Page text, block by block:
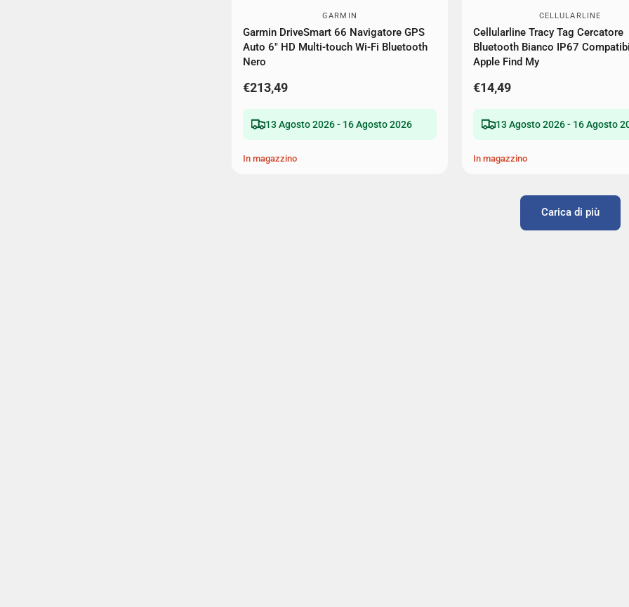
GARMIN
Garmin DriveSmart 66 Navigatore GPS
Auto 6" HD Multi-touch Wi-Fi Bluetooth
Nero
€213,49
13 Agosto 2026 - 16 Agosto 2026
In magazzino
CELLULARLINE
Cellularline Tracy Tag Cercatore
Bluetooth Bianco IP67
Apple Find My
€14,49
13 Agosto 2026 - 16 Agosto
In magazzino
Carica di più